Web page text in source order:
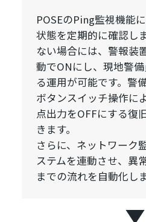
POSEのPing監視機能
状態を定期的に確認し
ない場合には、警報装
動でONにし、現地警
る運用が可能です。警
ボタンスイッチ操作に
点出力をOFFにする復
きます。
さらに、ネットワーク
ステムを連動させ、異
までの流れを自動化しま